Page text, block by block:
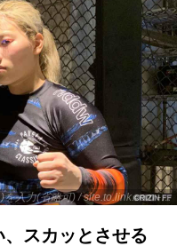
via text - ここをクリックして引用元(テキスト)を入力(省略可) / site.to.link.com - ここをクリックして引用元を入力(省略可)
、スカッとさせる